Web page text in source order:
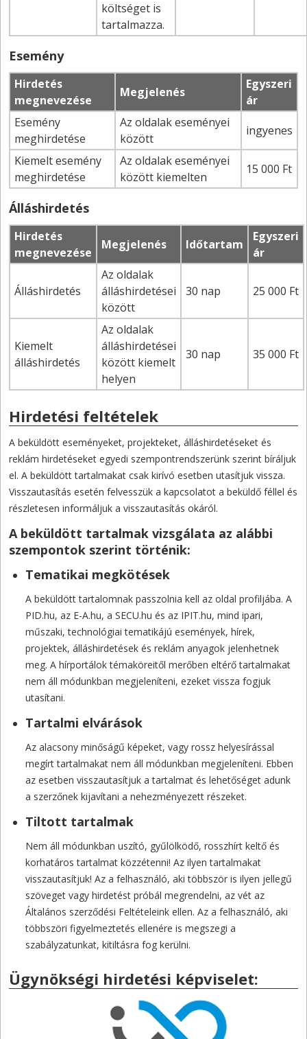
költséget is
tartalmazza.
Esemény
Hirdetés
megnevezése
Megjelenés
Egyszeri
ár
Esemény
meghirdetése
Az oldalak eseményei
között
ingyenes
Kiemelt esemény
meghirdetése
Az oldalak eseményei
között kiemelten
15 000 Ft
Álláshirdetés
Hirdetés
megnevezése
Megjelenés Időtartam
Egyszeri
ár
Álláshirdetés
Az oldalak
álláshirdetései
között
30 nap 25 000 Ft
Kiemelt
álláshirdetés
Az oldalak
álláshirdetései
között kiemelt
helyen
30 nap 35 000 Ft
Hirdetési feltételek
A beküldött eseményeket, projekteket, álláshirdetéseket és
reklám hirdetéseket egyedi szempontrendszerünk szerint bíráljuk
el. A beküldött tartalmakat csak kirívó esetben utasítjuk vissza.
Visszautasítás esetén felvesszük a kapcsolatot a beküldő féllel és
részletesen informáljuk a visszautasítás okáról.
A beküldött tartalmak vizsgálata az alábbi
szempontok szerint történik:
Tematikai megkötések
A beküldött tartalomnak passzolnia kell az oldal profiljába. A
PID.hu, az E-A.hu, a SECU.hu és az IPIT.hu, mind ipari,
műszaki, technológiai tematikájú események, hírek,
projektek, álláshirdetések és reklám anyagok jelenhetnek
meg. A hírportálok témaköreitől merőben eltérő tartalmakat
nem áll módunkban megjeleníteni, ezeket vissza fogjuk
utasítani.
Tartalmi elvárások
Az alacsony minőságű képeket, vagy rossz helyesírással
megírt tartalmakat nem áll módunkban megjeleníteni. Ebben
az esetben visszautasítjuk a tartalmat és lehetőséget adunk
a szerzőnek kijavítani a nehezményezett részeket.
Tiltott tartalmak
Nem áll módunkban uszító, gyűlölködő, rosszhírt keltő és
korhatáros tartalmat közzétenni! Az ilyen tartalmakat
visszautasítjuk! Az a felhasználó, aki többször is ilyen jellegű
szöveget vagy hirdetést próbál megrendelni, az vét az
Általános szerződési Feltételeink ellen. Az a felhasználó, aki
többszöri figyelmeztetés ellenére is megszegi a
szabályzatunkat, kitiltásra fog kerülni.
Ügynökségi hirdetési képviselet: